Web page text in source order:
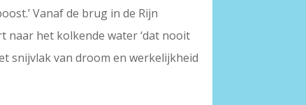
Vanaf de brug in de Rijn
naar het kolkende water ‘dat nooit
snijvlak van droom en werkelijkheid